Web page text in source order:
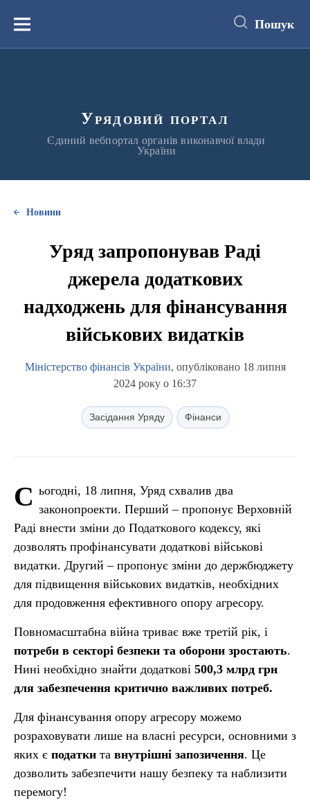
вмістуМеню Пошук
Урядовий портал
Єдиний вебпортал органів виконавчої влади
України
Новини
Уряд запропонував Раді
джерела додаткових
надходжень для фінансування
військових видатків
Міністерство фінансів України, опубліковано 18 липня
2024 року о 16:37
Засідання Уряду Фінанси
С ьогодні, 18 липня, Уряд схвалив два
законопроекти. Перший – пропонує Верховній
Раді внести зміни до Податкового кодексу, які
дозволять профінансувати додаткові військові
видатки. Другий – пропонує зміни до держбюджету
для підвищення військових видатків, необхідних
для продовження ефективного опору агресору.
Повномасштабна війна триває вже третій рік, і
потреби в секторі безпеки та оборони зростають.
Нині необхідно знайти додаткові 500,3 млрд грн
для забезпечення критично важливих потреб.
Для фінансування опору агресору можемо
розраховувати лише на власні ресурси, основними з
яких є податки та внутрішні запозичення. Це
дозволить забезпечити нашу безпеку та наблизити
перемогу!